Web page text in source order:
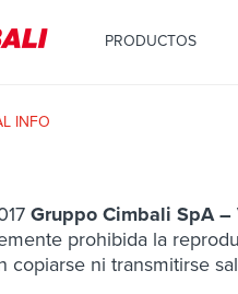
PRODUCTOS
INFO
Gruppo Cimbali SpA
prohibida la
copiarse ni transmitirse